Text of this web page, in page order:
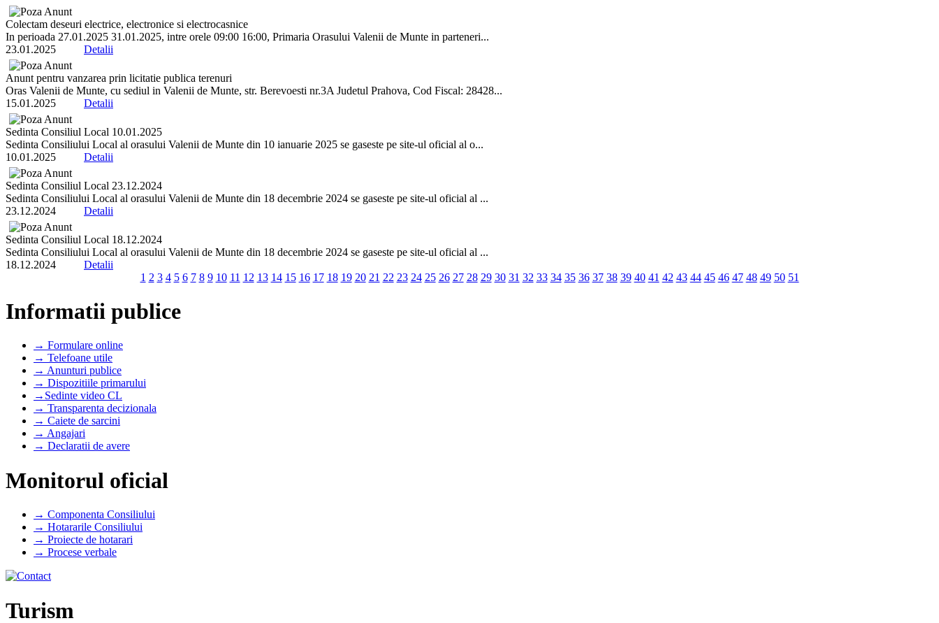
Colectam deseuri electrice, electronice si electrocasnice
In perioada 27.01.2025 31.01.2025, intre orele 09:00 16:00, Primaria Orasului Valenii de Munte in parteneri...
23.01.2025 Detalii
Anunt pentru vanzarea prin licitatie publica terenuri
Oras Valenii de Munte, cu sediul in Valenii de Munte, str. Berevoesti nr.3A Judetul Prahova, Cod Fiscal: 28428...
15.01.2025 Detalii
Sedinta Consiliul Local 10.01.2025
Sedinta Consiliului Local al orasului Valenii de Munte din 10 ianuarie 2025 se gaseste pe site-ul oficial al o...
10.01.2025 Detalii
Sedinta Consiliul Local 23.12.2024
Sedinta Consiliului Local al orasului Valenii de Munte din 18 decembrie 2024 se gaseste pe site-ul oficial al ...
23.12.2024 Detalii
Sedinta Consiliul Local 18.12.2024
Sedinta Consiliului Local al orasului Valenii de Munte din 18 decembrie 2024 se gaseste pe site-ul oficial al ...
18.12.2024 Detalii
1 2 3 4 5 6 7 8 9 10 11 12 13 14 15 16 17 18 19 20 21 22 23 24 25 26 27 28 29 30 31 32 33 34 35 36 37 38 39 40 41 42 43 44 45 46 47 48 49 50 51
Informatii publice
→ Formulare online
→ Telefoane utile
→ Anunturi publice
→ Dispozitiile primarului
→Sedinte video CL
→ Transparenta decizionala
→ Caiete de sarcini
→ Angajari
→ Declaratii de avere
Monitorul oficial
→ Componenta Consiliului
→ Hotararile Consiliului
→ Proiecte de hotarari
→ Procese verbale
Turism